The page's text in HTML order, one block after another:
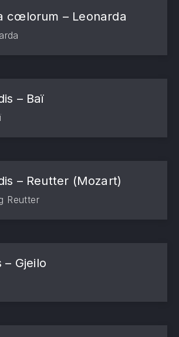
cœlorum – Leonarda
– Baï
– Reutter (Mozart)
Reutter
Gjeilo